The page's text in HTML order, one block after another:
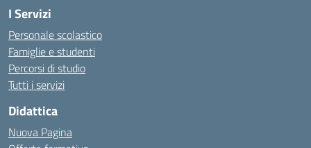
I Servizi
Personale scolastico
Famiglie e studenti
Percorsi di studio
Tutti i servizi
Didattica
Nuova Pagina